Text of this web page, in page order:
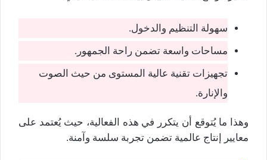
سهولة التنظيم والدخول.
مساحات واسعة تضمن راحة الجمهور.
تجهيزات تقنية عالية المستوى من حيث الصوت
والإنارة.
وهذا ما يُتوقع أن يتكرر في هذه الفعالية، حيث يُعتمد على
معايير إنتاج عالمية تضمن تجربة سلسة وآمنة.